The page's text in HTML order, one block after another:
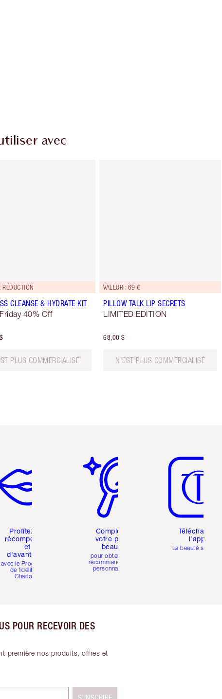
avec
CLEANSE & HYDRATE KIT
40% Off
PLUS COMMERCIALISÉ
VALEUR : 69 €
PILLOW TALK LIP SECRETS
LIMITED EDITION
68,00 $
N’EST PLUS COMMERCIALISÉ
Profitez de
récompenses
et
d'avantages
avec le Programme
de fidélité de
Charlotte
Compléter
votre profil
beauté
pour obtenir des
recommandations
personnalisées
Téléchargez
l'appli
La beauté simplifiée
POUR RECEVOIR DES
première nos produits, offres et